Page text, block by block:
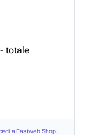
totale
a Fastweb Shop